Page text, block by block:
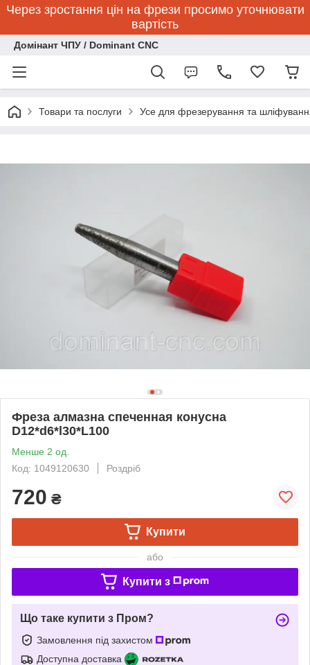
Через зростання цін на фрези просимо уточнювати
вартість
Домінант ЧПУ / Dominant CNC
Товари та послуги Усе для фрезерування та
Фреза алмазна спеченная конусна
D12*d6*l30*L100
Менше 2 од.
Код: 1049120630
Роздріб
720 ₴
Купити
або
Купити з
Що таке купити з Пром?
Замовлення під захистом
Доступна доставка